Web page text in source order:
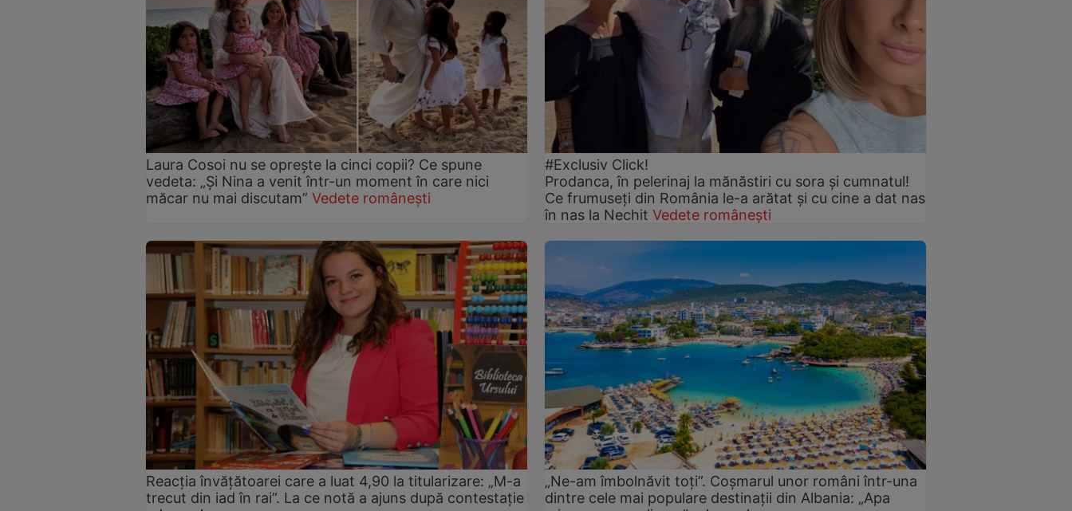
Laura Cosoi nu se oprește la cinci copii? Ce spune
vedeta: „Și Nina a venit într-un moment în care nici
măcar nu mai discutam” Vedete românești
#Exclusiv Click!
Prodanca, în pelerinaj la mănăstiri cu sora și cumnatul!
Ce frumuseți din România le-a arătat și cu cine a dat nas
în nas la Nechit Vedete românești
Reacția învățătoarei care a luat 4,90 la titularizare: „M-a
trecut din iad în rai”. La ce notă a ajuns după contestație
„Ne-am îmbolnăvit toți”. Coșmarul unor români într-una
dintre cele mai populare destinații din Albania: „Apa